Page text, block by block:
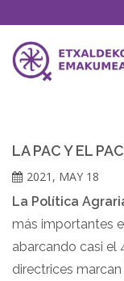
LA PAC Y EL
2021, MAY 18
La Política
más importantes
abarcando casi el
directrices